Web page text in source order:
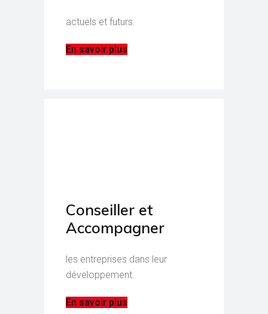
actuels et futurs.
En savoir plus
Conseiller et
Accompagner
les entreprises dans leur
développement.
En savoir plus